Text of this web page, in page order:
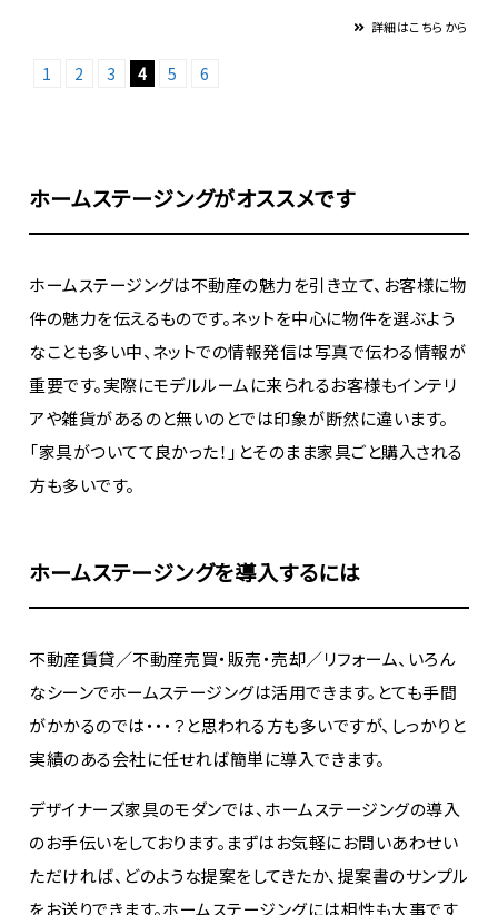
詳細はこちらから
1 2 3 4 5 6
ホームステージングがオススメです
ホームステージングは不動産の魅力を引き立て、お客様に物
件の魅力を伝えるものです。ネットを中心に物件を選ぶよう
なことも多い中、ネットでの情報発信は写真で伝わる情報が
重要です。実際にモデルルームに来られるお客様もインテリ
アや雑貨があるのと無いのとでは印象が断然に違います。
「家具がついてて良かった！」とそのまま家具ごと購入される
方も多いです。
ホームステージングを導入するには
不動産賃貸／不動産売買・販売・売却／リフォーム、いろん
なシーンでホームステージングは活用できます。とても手間
がかかるのでは・・・？と思われる方も多いですが、しっかりと
実績のある会社に任せれば簡単に導入できます。
デザイナーズ家具のモダンでは、ホームステージングの導入
のお手伝いをしております。まずはお気軽にお問いあわせい
ただければ、どのような提案をしてきたか、提案書のサンプル
をお送りできます。ホームステージングには相性も大事です